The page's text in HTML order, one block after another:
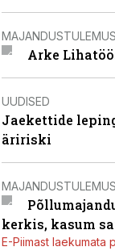
Arke
UUDISED
Jaekettide
äririski
kerkis, kasum
E-Piimast laekumata